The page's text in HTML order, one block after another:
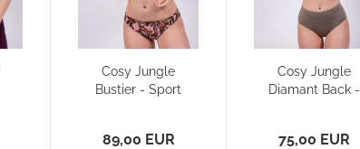
Cosy Jungle
Bustier - Sport
89,00 EUR
Cosy Jungle
Diamant Back -
75,00 EUR